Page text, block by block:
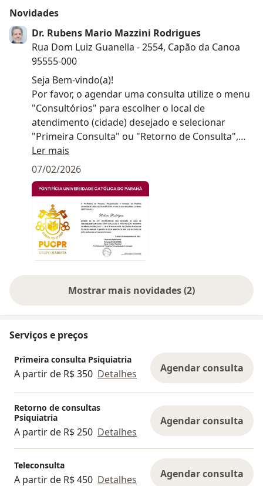
Novidades
Dr. Rubens Mario Mazzini Rodrigues
Rua Dom Luiz Guanella - 2554, Capão da Canoa
95555-000
Seja Bem-vindo(a)!
Por favor, o agendar uma consulta utilize o menu
"Consultórios" para escolher o local de
atendimento (cidade) desejado e selecionar
"Primeira Consulta" ou "Retorno de Consulta",
pois os valores são distintos em cada localidade e
para Primeira Consulta e Consultas de Retorno.
Sinta-se à vontade para enviar suas dúvidas
clicando no botão "Enviar Mensagem" ou através
do "Pergunte ao Especialista" da Doctoralia.
Consulte em cada consultório o
Celular/WhatsApp da Recepção para informações
sobre agendamento e valores de consultas ou
seguimento do atendimento, como uso de
utilize o sistema de mensagem do app Doctoralia
para obter resposta com mais rapidez. Evite uso
Obrigado por visitar o meu perfil!
Ler mais
07/02/2026
Mostrar mais novidades (2)
Serviços e preços
Primeira consulta Psiquiatria
A partir de R$ 350 Detalhes Agendar consulta
Retorno de consultas
Psiquiatria
A partir de R$ 250 Detalhes
Agendar consulta
Teleconsulta
A partir de R$ 450 Detalhes Agendar consulta